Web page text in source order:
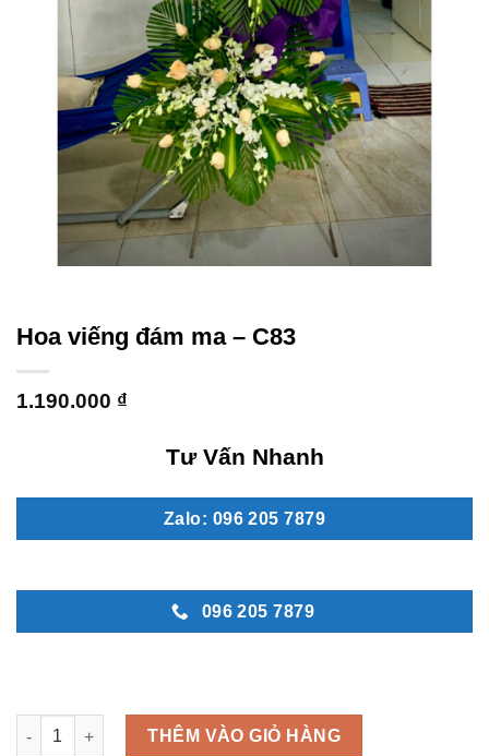
Hoa viếng đám ma – C83
1.190.000 ₫
Tư Vấn Nhanh
Zalo: 096 205 7879
096 205 7879
Hoa viếng đám ma - C83 số lượng
THÊM VÀO GIỎ HÀNG